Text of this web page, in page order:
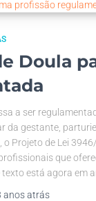
Doula
a ser
da gestante,
o Projeto de Lei
que
está agora em
anosatrás